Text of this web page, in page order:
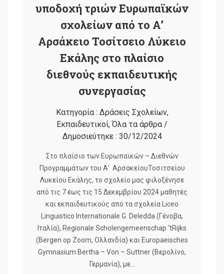
υποδοχή τριών Ευρωπαϊκών
σχολείων από το Α’
Αρσάκειο Τοσίτσειο Λύκειο
Εκάλης στο πλαίσιο
διεθνούς εκπαιδευτικής
συνεργασίας
Κατηγορία : Δράσεις Σχολείων,
Εκπαιδευτικοί,Όλα τα άρθρα /
Δημοσιεύτηκε : 30/12/2024
Στο πλαίσιο των Ευρωπαϊκών – Διεθνών
Προγραμμάτων του Α’ ΑρσακείουΤοσιτσείου
Λυκείου Εκάλης, το σχολείο μας φιλοξένησε
από τις 7 έως τις 15 Δεκεμβρίου 2024 μαθητές
και εκπαιδευτικούς από τα σχολεία Liceo
Linguistico Internationale G. Deledda (Γένοβα,
Ιταλία), Regionale Scholengemeenschap ‘tRijks
(Bergen op Zoom, Ολλανδία) και Europaeisches
Gymnasium Bertha – Von – Suttner (Βερολίνο,
Γερμανία), με…